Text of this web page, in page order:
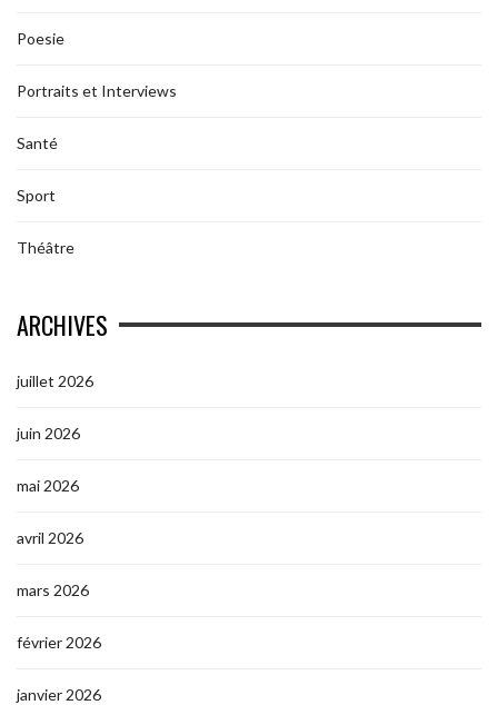
Poesie
Portraits et Interviews
Santé
Sport
Théâtre
ARCHIVES
juillet 2026
juin 2026
mai 2026
avril 2026
mars 2026
février 2026
janvier 2026